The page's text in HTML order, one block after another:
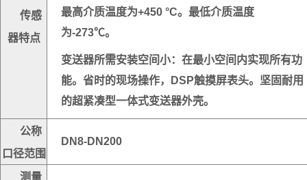
传感
器特点
最高介质温度为+450 °C。最低介质温度
为-273℃。
变送器所需安装空间小：在最小空间内实现所有功
能。省时的现场操作，DSP触摸屏表头。坚固耐用
的超紧凑型一体式变送器外壳。
公称
口径范围
DN8-DN200
测量